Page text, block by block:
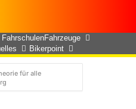
FahrschulenFahrzeuge
Bikerpoint
für alle